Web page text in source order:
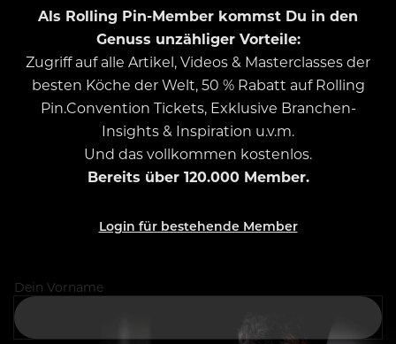
Als Rolling Pin-Member kommst Du in den
Genuss unzähliger Vorteile:
Zugriff auf alle Artikel, Videos & Masterclasses der
besten Köche der Welt, 50 % Rabatt auf Rolling
Pin.Convention Tickets, Exklusive Branchen-
Insights & Inspiration u.v.m.
Und das vollkommen kostenlos.
Bereits über 120.000 Member.
Login für bestehende Member
Dein Vorname